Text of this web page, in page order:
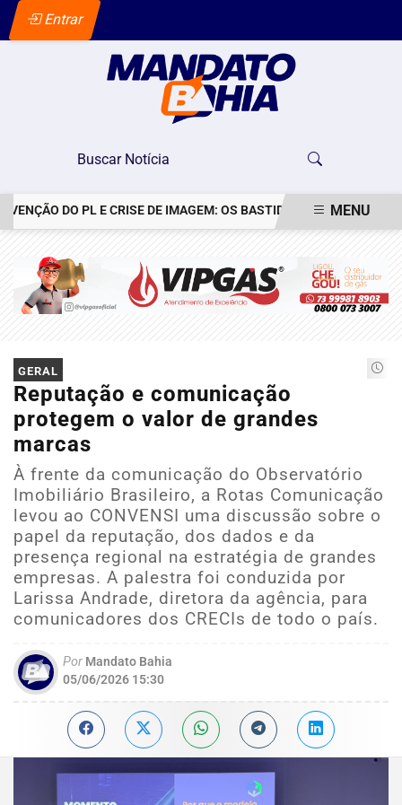
Entrar
DO PL E CRISE DE IMAGEM: OS BASTIDORES DO PEDIDO DE
MENU
GERAL
Reputação e comunicação
protegem o valor de grandes
marcas
À frente da comunicação do Observatório
Imobiliário Brasileiro, a Rotas Comunicação
levou ao CONVENSI uma discussão sobre o
papel da reputação, dos dados e da
presença regional na estratégia de grandes
empresas. A palestra foi conduzida por
Larissa Andrade, diretora da agência, para
comunicadores dos CRECIs de todo o país.
Por Mandato Bahia
05/06/2026 15:30